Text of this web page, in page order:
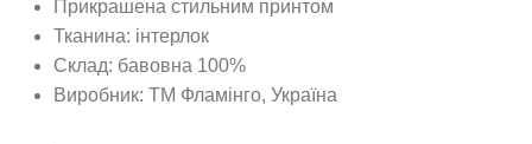
Прикрашена стильним принтом
Тканина: інтерлок
Склад: бавовна 100%
Виробник: ТМ Фламінго, Україна